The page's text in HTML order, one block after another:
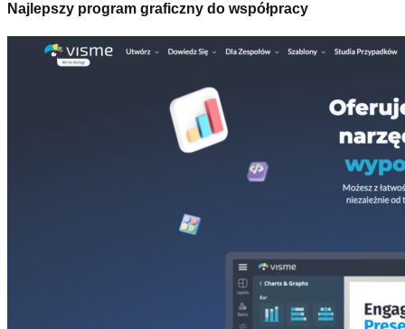
Najlepszy program graficzny do współpracy